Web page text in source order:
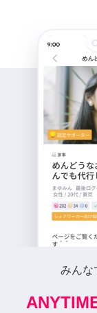
みんな